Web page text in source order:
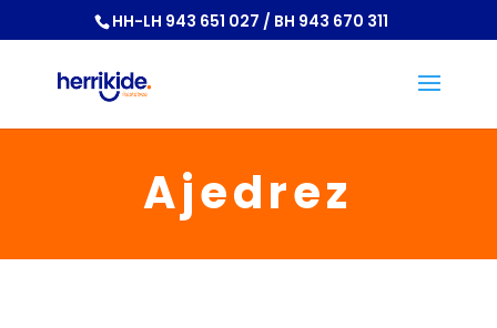
HH-LH 943 651 027 / BH 943 670 311
Ajedrez